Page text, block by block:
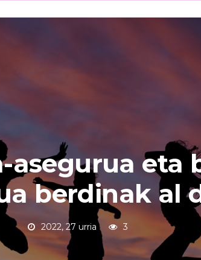
asegurua eta
berdinak al
2022, 27 urria 3